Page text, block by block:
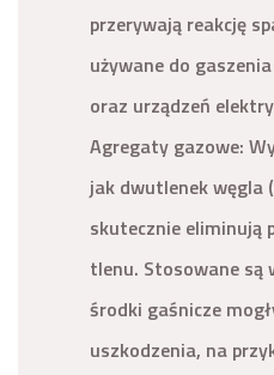
przerywają reakcję
używane do
oraz urządzeń
Agregaty gazowe:
jak dwutlenek węgla
skutecznie eliminują
tlenu. Stosowane są
środki gaśnicze
uszkodzenia, na